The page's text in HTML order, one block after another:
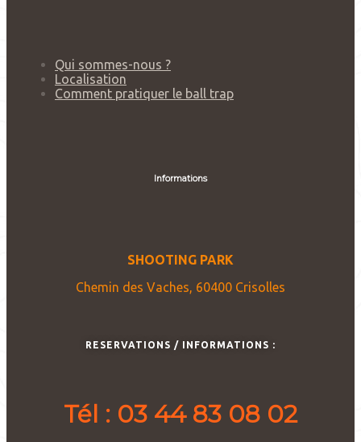
Qui sommes-nous ?
Localisation
Comment pratiquer le ball trap
Informations
SHOOTING PARK
Chemin des Vaches, 60400 Crisolles
RESERVATIONS / INFORMATIONS :
Tél : 03 44 83 08 02